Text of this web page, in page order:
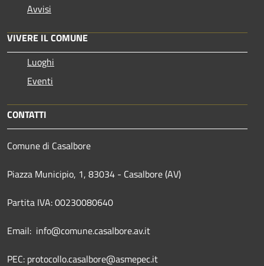
Avvisi
VIVERE IL COMUNE
Luoghi
Eventi
CONTATTI
Comune di Casalbore
Piazza Municipio, 1, 83034 - Casalbore (AV)
Partita IVA: 00230080640
Email: info@comune.casalbore.av.it
PEC: protocollo.casalbore@asmepec.it